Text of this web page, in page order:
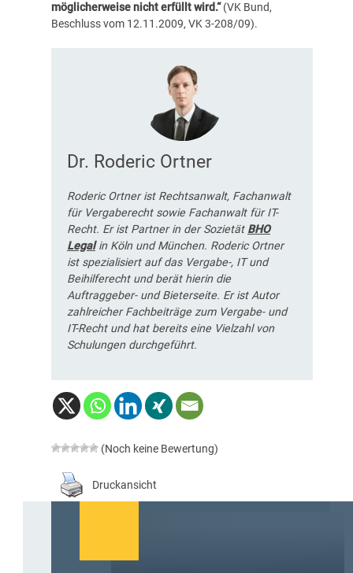
möglicherweise nicht erfüllt wird.“(VK Bund,
Beschluss vom 12.11.2009, VK 3-208/09).
Dr. Roderic Ortner
Roderic Ortner ist Rechtsanwalt, Fachanwalt
für Vergaberecht sowie Fachanwalt für IT-
Recht. Er ist Partner in der Sozietät BHO
Legalin Köln und München. Roderic Ortner
ist spezialisiert auf das Vergabe-, IT und
Beihilferecht und berät hierin die
Auftraggeber- und Bieterseite. Er ist Autor
zahlreicher Fachbeiträge zum Vergabe- und
IT-Recht und hat bereits eine Vielzahl von
Schulungen durchgeführt.
(Noch keine Bewertung)
Druckansicht